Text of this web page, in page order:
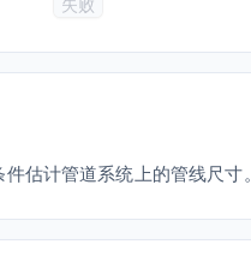
估计管道系统上的管线尺寸。